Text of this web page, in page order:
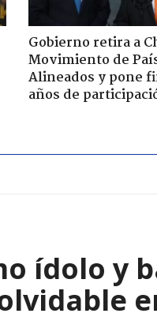
Gobierno retira a
Movimiento de
Alineados y pone
años de
ídolo y